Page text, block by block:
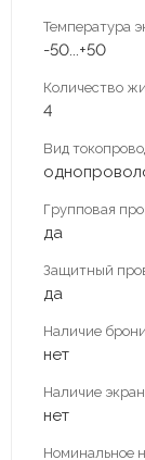
Температура
-50...+50
Количество
4
Вид
Групповая
да
Защитный
да
Наличие брони
нет
Наличие
нет
Номинальное